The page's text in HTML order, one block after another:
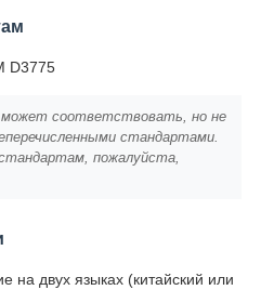
D3775
соответствовать, но не
стандартами.
пожалуйста,
на двух языках (китайский или